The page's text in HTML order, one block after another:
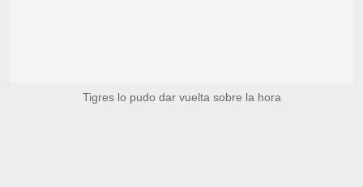
Tigres lo pudo dar vuelta sobre la hora